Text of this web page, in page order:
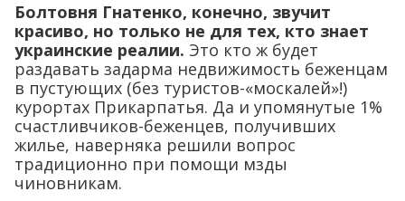
Болтовня Гнатенко, конечно, звучит
красиво, но только не для тех, кто знает
украинские реалии. Это кто ж будет
раздавать задарма недвижимость беженцам
в пустующих (без туристов-«москалей»!)
курортах Прикарпатья. Да и упомянутые 1%
счастливчиков-беженцев, получивших
жилье, наверняка решили вопрос
традиционно при помощи мзды
чиновникам.